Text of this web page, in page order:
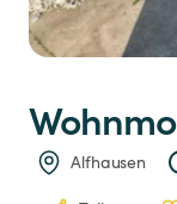
Alfhausen